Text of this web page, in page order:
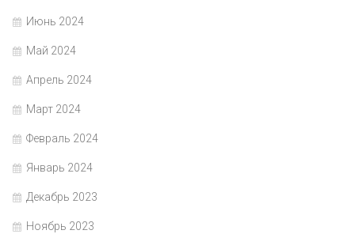
Июнь 2024
Май 2024
Апрель 2024
Март 2024
Февраль 2024
Январь 2024
Декабрь 2023
Ноябрь 2023